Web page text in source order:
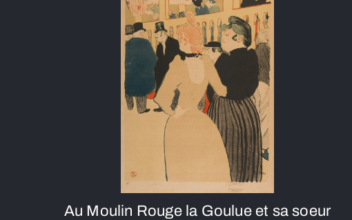
Au Moulin Rouge la Goulue et sa soeur